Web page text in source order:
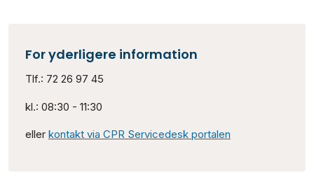
For yderligere information
Tlf.: 72 26 97 45
kl.: 08:30 - 11:30
eller kontakt via CPR Servicedesk portalen